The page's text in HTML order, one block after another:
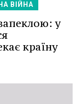
ВІЙНА
у
країну